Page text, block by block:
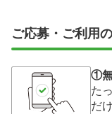
ご応募・ご利用
①
た
だ